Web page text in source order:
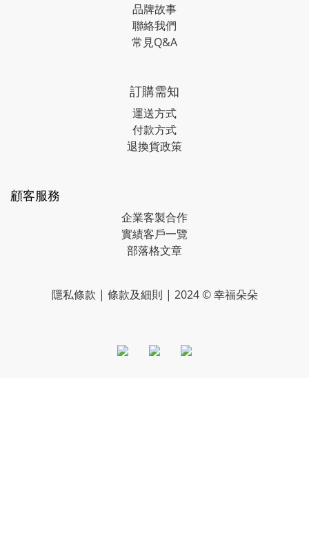
品牌故事
聯絡我們
常見Q&A
訂購需知
運送方式
付款方式
退換貨政策
顧客服務
企業客製合作
實績客戶一覽
部落格文章
隱私條款 | 條款及細則 | 2024 © 幸福朵朵